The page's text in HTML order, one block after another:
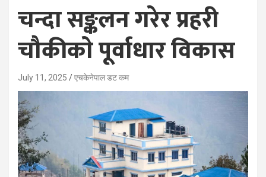
चन्दा सङ्कलन गरेर प्रहरी
चौकीकाे पूर्वाधार विकास
July 11, 2025 एचकेनेपाल डट कम